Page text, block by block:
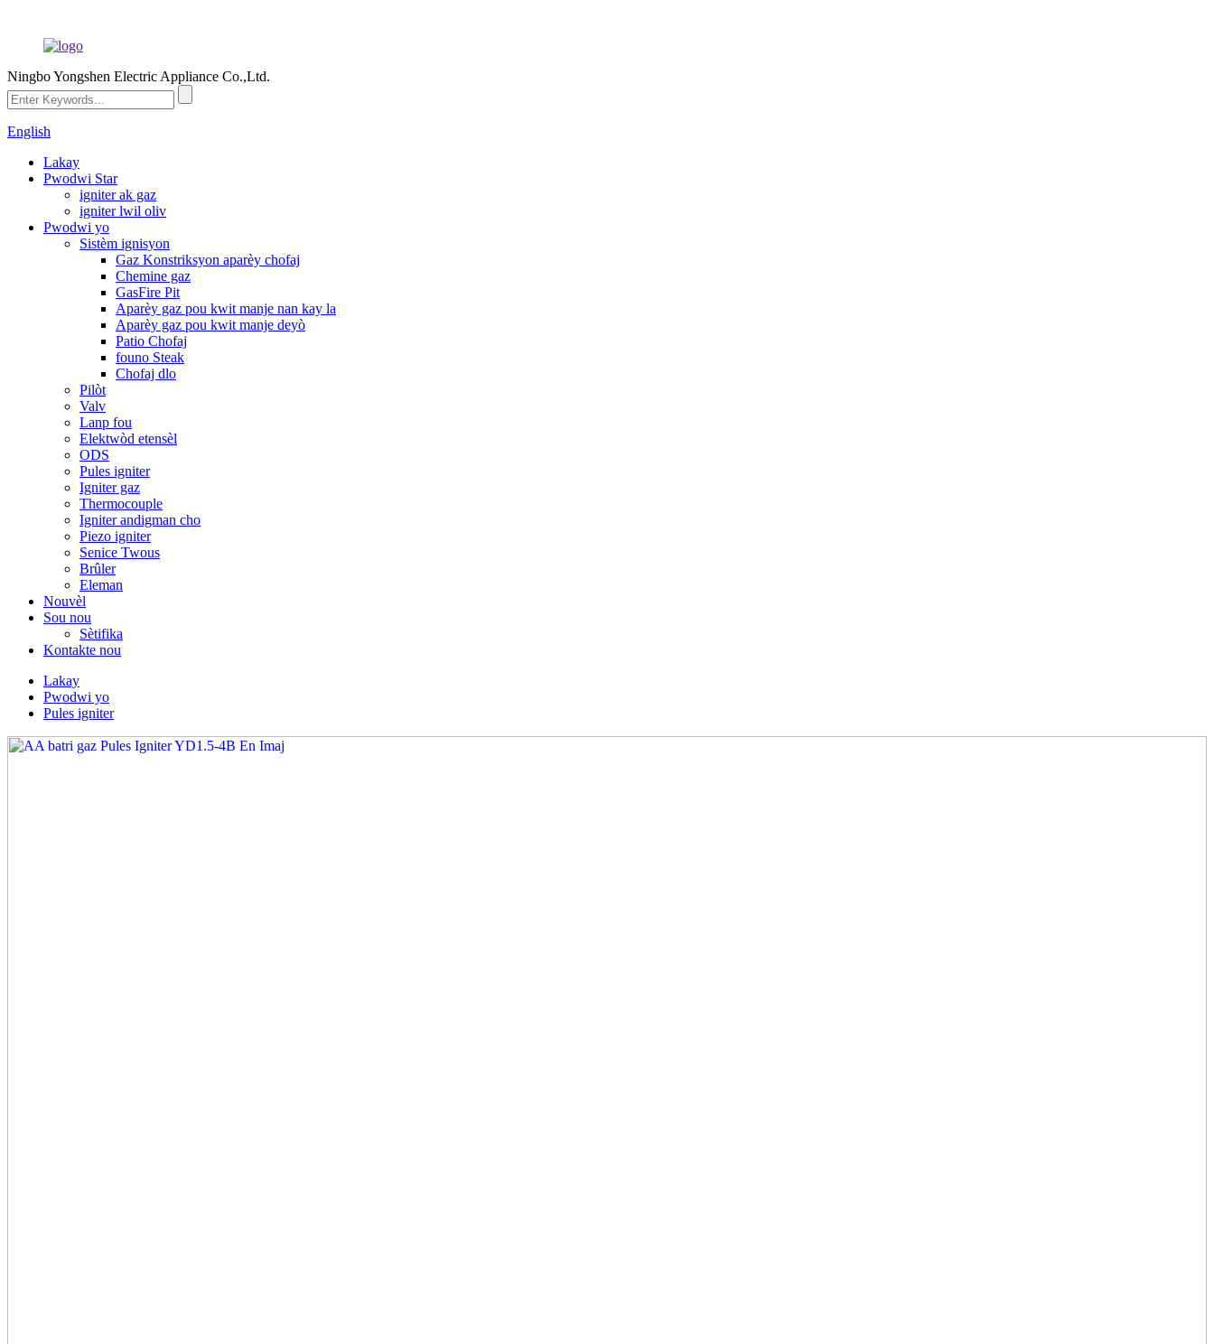
Ningbo Yongshen Electric Appliance Co.,Ltd.
English
Lakay
Pwodwi Star
igniter ak gaz
igniter lwil oliv
Pwodwi yo
Sistèm ignisyon
Gaz Konstriksyon aparèy chofaj
Chemine gaz
GasFire Pit
Aparèy gaz pou kwit manje nan kay la
Aparèy gaz pou kwit manje deyò
Patio Chofaj
founo Steak
Chofaj dlo
Pilòt
Valv
Lanp fou
Elektwòd etensèl
ODS
Pules igniter
Igniter gaz
Thermocouple
Igniter andigman cho
Piezo igniter
Senice Twous
Brûler
Eleman
Nouvèl
Sou nou
Sètifika
Kontakte nou
Lakay
Pwodwi yo
Pules igniter